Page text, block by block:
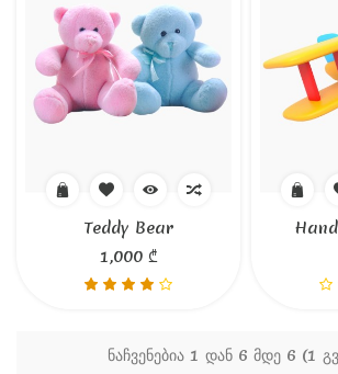
Teddy Bear
1,000 ₾
ნაჩვენებია 1 დან 6 მდე 6 (1